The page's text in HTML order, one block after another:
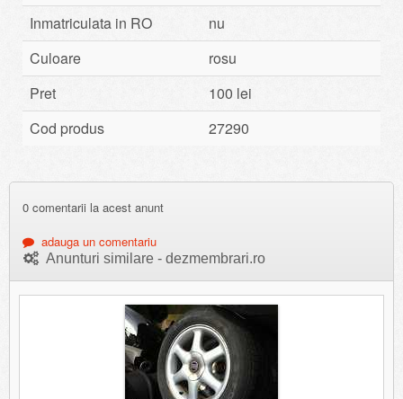
Inmatriculata in RO
nu
Culoare
rosu
Pret
100 lei
Cod produs
27290
0 comentarii la acest anunt
adauga un comentariu
Anunturi similare - dezmembrari.ro